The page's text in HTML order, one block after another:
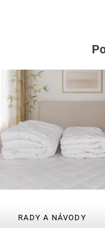
RADY A NÁVODY